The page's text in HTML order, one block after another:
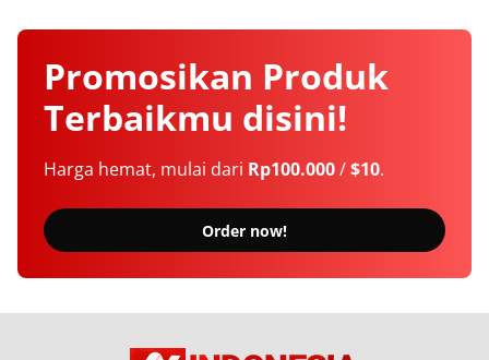
Promosikan Produk
Terbaikmu disini!
Harga hemat, mulai dari Rp100.000/$10.
Order now!